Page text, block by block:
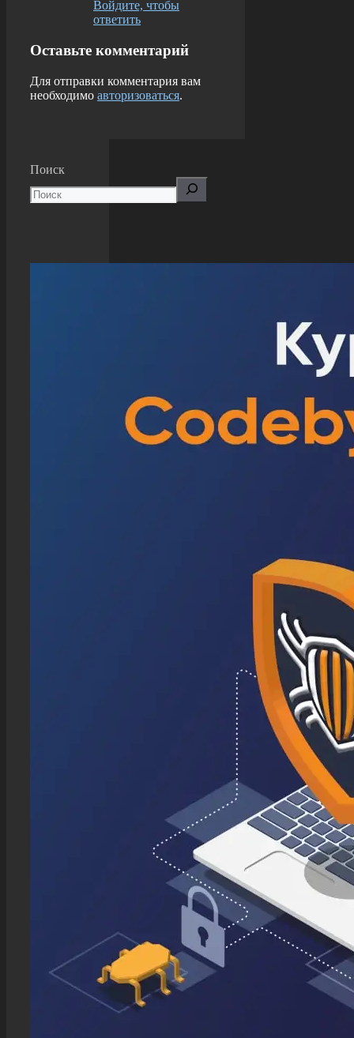
Войдите, чтобы
ответить
Оставьте комментарий
Для отправки комментария вам
необходимо авторизоваться.
Поиск